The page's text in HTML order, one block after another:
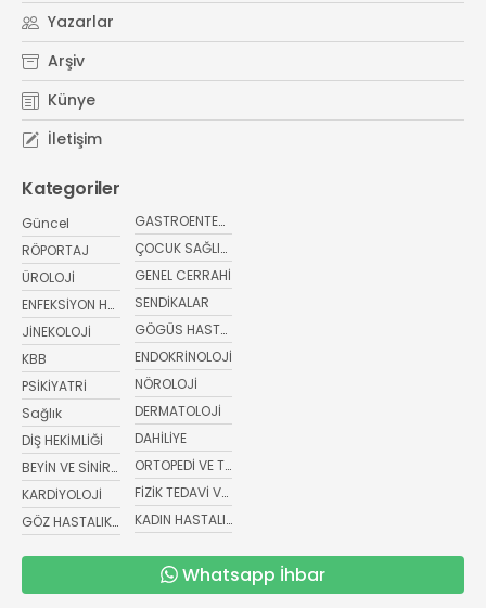
# sağlıkta bugün
Yazarlar
Arşiv
Künye
İletişim
Kategoriler
Güncel
RÖPORTAJ
ÜROLOJİ
ENFEKSİYON HASTALIKLARI
JİNEKOLOJİ
KBB
PSİKİYATRİ
Sağlık
DİŞ HEKİMLİĞİ
BEYİN VE SİNİR CERRAHİSİ
KARDİYOLOJİ
GÖZ HASTALIKLARI
GASTROENTEROLOJİ
ÇOCUK SAĞLIĞI VE HASTALIKLARI
GENEL CERRAHİ
SENDİKALAR
GÖGÜS HASTALIKLARI
ENDOKRİNOLOJİ
NÖROLOJİ
DERMATOLOJİ
DAHİLİYE
ORTOPEDİ VE TRAVMATOLOJİ
FİZİK TEDAVİ VE REHABİLİTASYON
KADIN HASTALIKLARI VE DOĞUM
Whatsapp İhbar